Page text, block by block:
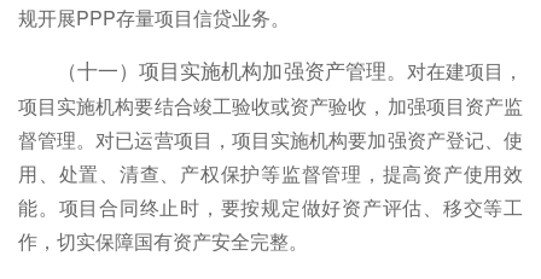
规开展PPP存量项目信贷业务。
（十一）项目实施机构加强资产管理。 对在建项目，
项目实施机构要结合竣工验收或资产验收，加强项目资产监
督管理。对已运营项目，项目实施机构要加强资产登记、使
用、处置、清查、产权保护等监督管理，提高资产使用效
能。项目合同终止时，要按规定做好资产评估、移交等工
作，切实保障国有资产安全完整。